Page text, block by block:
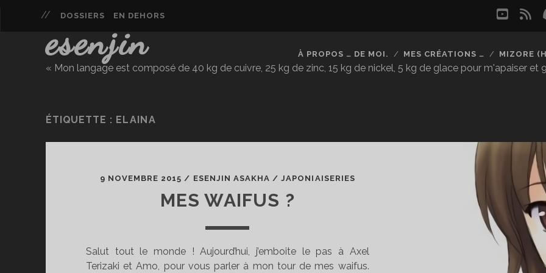
DOSSIERS EN DEHORS
esenjin
« Mon langage est composé de 40 kg de cuivre, 25 kg de zinc, 15 kg de nickel, 5 kg de glace pour m'apaiser et
À PROPOS … DE MOI. MES CRÉATIONS … MIZORE
ÉTIQUETTE : ELAINA
9 NOVEMBRE 2015 / ESENJIN ASAKHA /JAPONIAISERIES
MES WAIFUS ?
Salut tout le monde ! Aujourd’hui, j’emboite le pas à Axel
Terizaki et Amo, pour vous parler à mon tour de mes waifus.